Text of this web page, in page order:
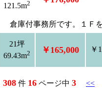
121.5m2
倉庫付事務所です。１Ｆ
21坪
69.43m2 ￥165,000 ￥
308 件 16 ページ中 3 <<